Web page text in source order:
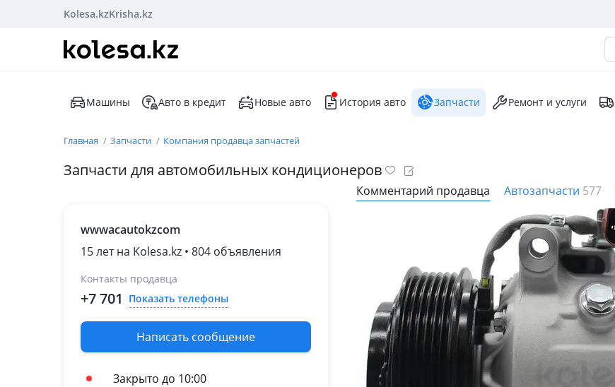
Kolesa.kzKrisha.kz
Машины Авто в кредит Новые авто История авто Запчасти Ремонт и услуги
Главная Запчасти Компания продавца запчастей
Запчасти для автомобильных кондиционеров
wwwacautokzcom
15 лет на Kolesa.kz • 804 объявления
Контакты продавца
+7 701 Показать телефоны
Написать сообщение
Закрыто до 10:00
Комментарий продавца Автозапчасти 577